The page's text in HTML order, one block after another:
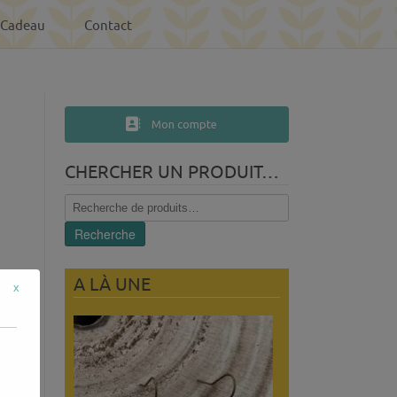
Contact
Mon compte
CHERCHER UN PRODUIT…
Recherche
pour :
Recherche
A LÀ UNE
x